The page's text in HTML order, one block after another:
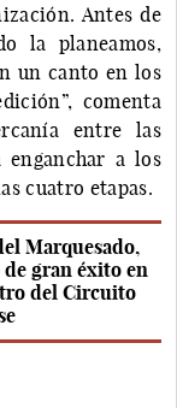
Antes de
la planeamos,
un canto en los
comenta
entre las
a los
cuatro etapas.
Marquesado,
de gran éxito en
del Circuito